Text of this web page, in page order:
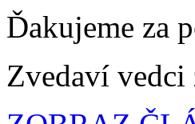
Ďakujeme za
Zvedaví